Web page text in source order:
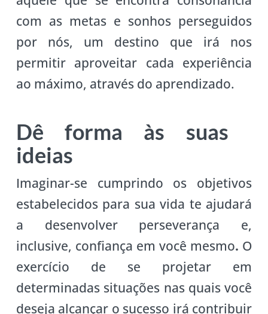
com as metas e sonhos perseguidos
por nós, um destino que irá nos
permitir aproveitar cada experiência
ao máximo, através do aprendizado.
Dê forma às suas
ideias
Imaginar-se cumprindo os objetivos
estabelecidos para sua vida te ajudará
a desenvolver perseverança e,
inclusive, confiança em você mesmo. O
exercício de se projetar em
determinadas situações nas quais você
deseja alcançar o sucesso irá contribuir